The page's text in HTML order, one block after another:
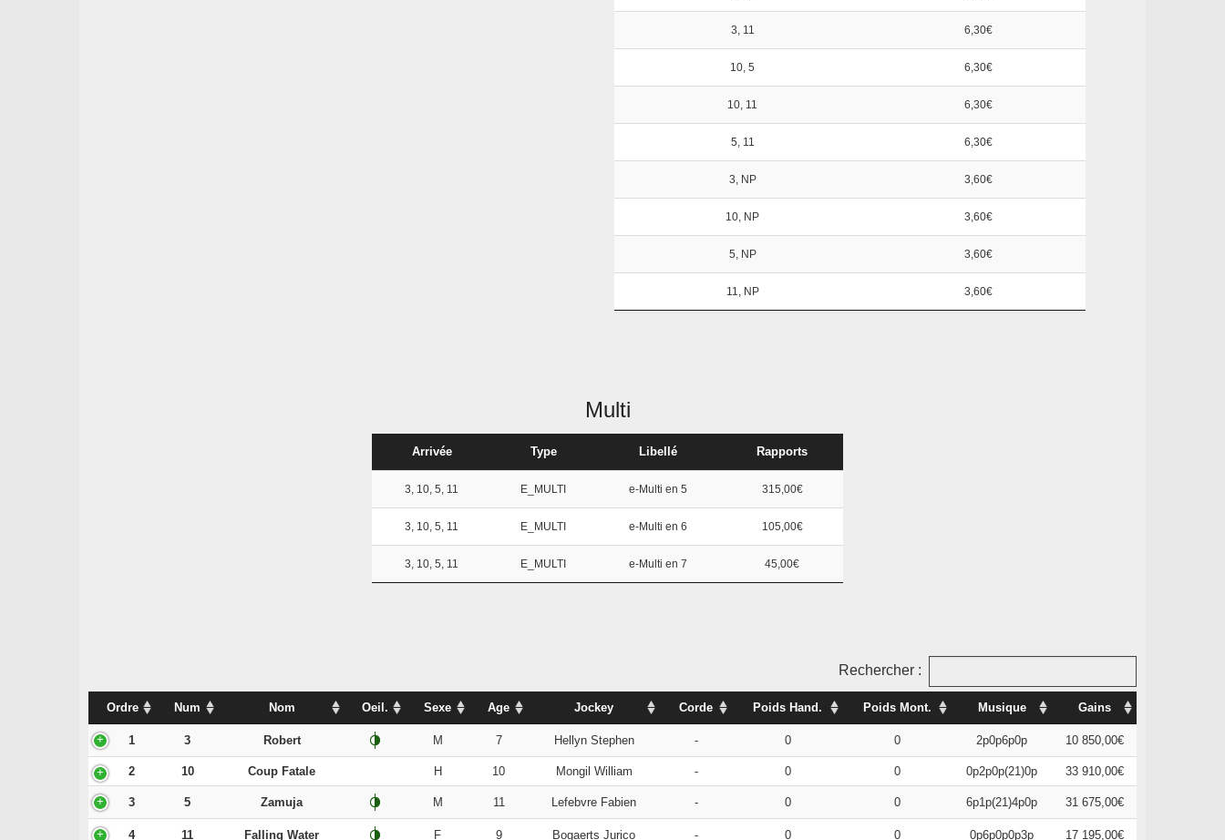
3, 11 6,30€
10, 5 6,30€
10, 11 6,30€
5, 11 6,30€
3, NP 3,60€
10, NP 3,60€
5, NP 3,60€
11, NP 3,60€
Multi
Arrivée Type Libellé Rapports
3, 10, 5, 11 E_MULTI e-Multi en 5 315,00€
3, 10, 5, 11 E_MULTI e-Multi en 6 105,00€
3, 10, 5, 11 E_MULTI e-Multi en 7 45,00€
Rechercher :
Ordre Num Nom Oeil. Sexe Age Jockey Corde Poids Hand. Poids Mont. Musique Gains
1 3 Robert M 7 Hellyn Stephen - 0 0 2p0p6p0p 10 850,00€
2 10 Coup Fatale H 10 Mongil William - 0 0 0p2p0p(21)0p 33 910,00€
3 5 Zamuja M 11 Lefebvre Fabien - 0 0 6p1p(21)4p0p 31 675,00€
4 11 Falling Water F 9 Bogaerts Jurico - 0 0 0p6p0p0p3p 17 195,00€